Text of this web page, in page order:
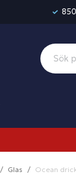
Glas Ocean